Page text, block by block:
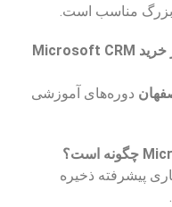
مناسب است.
۲. آیا امکان آموزش کارکنان پس از خرید Microsoft CRM
دوره‌های آموزشی
پیشرفته ذخیره